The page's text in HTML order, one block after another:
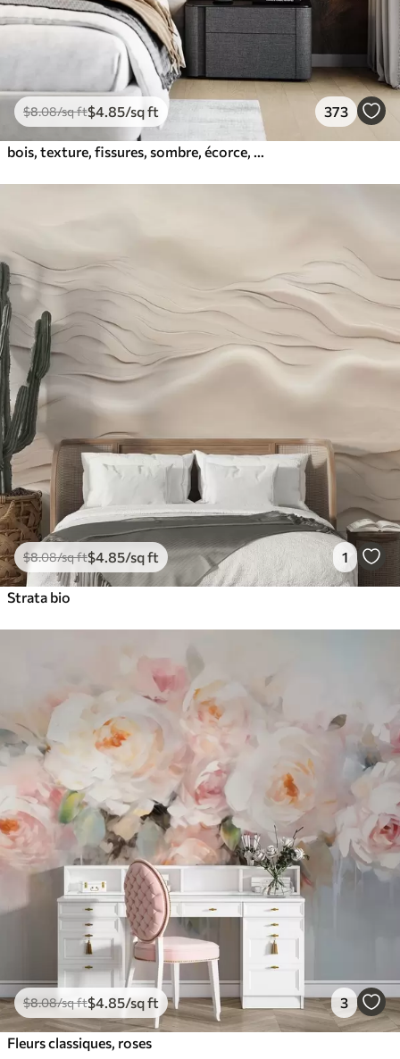
$8.08/sq ft$4 .85/sq ft 373
$8.08/sq ft$4 .85/sq ft 1
Strata bio
$8.08/sq ft$4 .85/sq ft 3
Fleurs classiques, roses